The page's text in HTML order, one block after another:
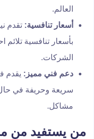
العالم.
أسعار تنافسية: تقدم
بأسعار تنافسية تلائم
الشركات.
دعم فني مميز: يقدم
سريعة وحريفة في
مشاكل.
من يستفيد من